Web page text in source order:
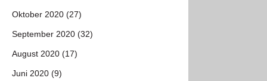
Oktober 2020 (27)
September 2020 (32)
August 2020 (17)
Juni 2020 (9)